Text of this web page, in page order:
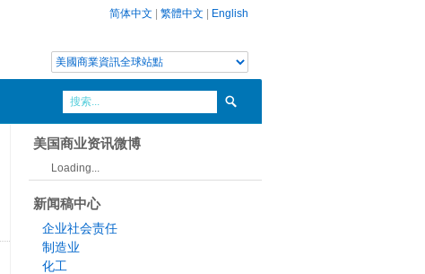
简体中文 繁體中文 English
美国商业资讯微博
Loading...
新闻稿中心
企业社会责任
制造业
化工